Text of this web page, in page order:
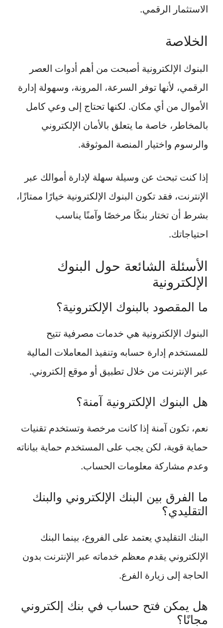
الاستثمار الرقمي.
الخلاصة
البنوك الإلكترونية أصبحت من أهم أدوات العصر
الرقمي، لأنها توفر السرعة، المرونة، وسهولة إدارة
الأموال من أي مكان. لكنها تحتاج إلى وعي كامل
بالمخاطر، خاصة ما يتعلق بالأمان الإلكتروني
والرسوم واختيار المنصة الموثوقة.
إذا كنت تبحث عن وسيلة سهلة لإدارة أموالك عبر
الإنترنت، فقد تكون البنوك الإلكترونية خيارًا ممتازًا،
بشرط أن تختار بنكًا مرخصًا وآمنًا يناسب
احتياجاتك.
الأسئلة الشائعة حول البنوك
الإلكترونية
ما المقصود بالبنوك الإلكترونية؟
البنوك الإلكترونية هي خدمات مصرفية تتيح
للمستخدم إدارة حسابه وتنفيذ المعاملات المالية
عبر الإنترنت من خلال تطبيق أو موقع إلكتروني.
هل البنوك الإلكترونية آمنة؟
نعم، تكون آمنة إذا كانت مرخصة وتستخدم تقنيات
حماية قوية، لكن يجب على المستخدم حماية بياناته
وعدم مشاركة معلومات الحساب.
ما الفرق بين البنك الإلكتروني والبنك
التقليدي؟
البنك التقليدي يعتمد على الفروع، بينما البنك
الإلكتروني يقدم معظم خدماته عبر الإنترنت بدون
الحاجة إلى زيارة الفرع.
هل يمكن فتح حساب في بنك إلكتروني
مجانًا؟